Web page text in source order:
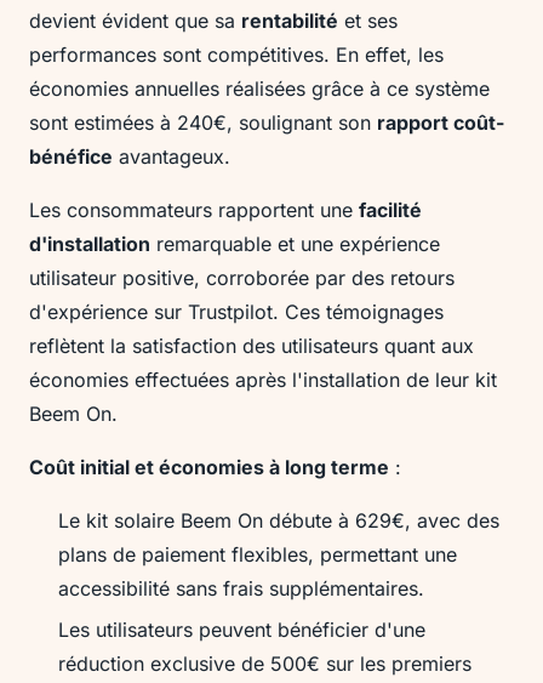
devient évident que sa rentabilité et ses
performances sont compétitives. En effet, les
économies annuelles réalisées grâce à ce système
sont estimées à 240€, soulignant son rapport coût-
bénéfice avantageux.
Les consommateurs rapportent une facilité
d'installation remarquable et une expérience
utilisateur positive, corroborée par des retours
d'expérience sur Trustpilot. Ces témoignages
reflètent la satisfaction des utilisateurs quant aux
économies effectuées après l'installation de leur kit
Beem On.
Coût initial et économies à long terme :
Le kit solaire Beem On débute à 629€, avec des
plans de paiement flexibles, permettant une
accessibilité sans frais supplémentaires.
Les utilisateurs peuvent bénéficier d'une
réduction exclusive de 500€ sur les premiers